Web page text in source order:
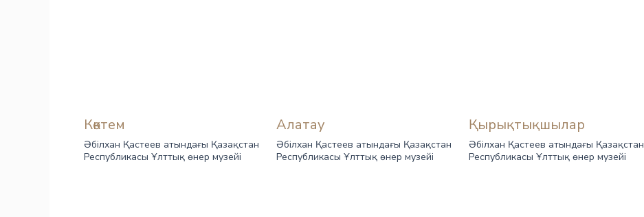
Көктем
Әбілхан Қастеев атындағы Қазақстан
Республикасы Ұлттық өнер музейі
Алатау
Әбілхан Қастеев атындағы Қазақстан
Республикасы Ұлттық өнер музейі
Қырықтықшылар
Әбілхан Қастеев атындағы Қазақстан
Республикасы Ұлттық өнер музейі